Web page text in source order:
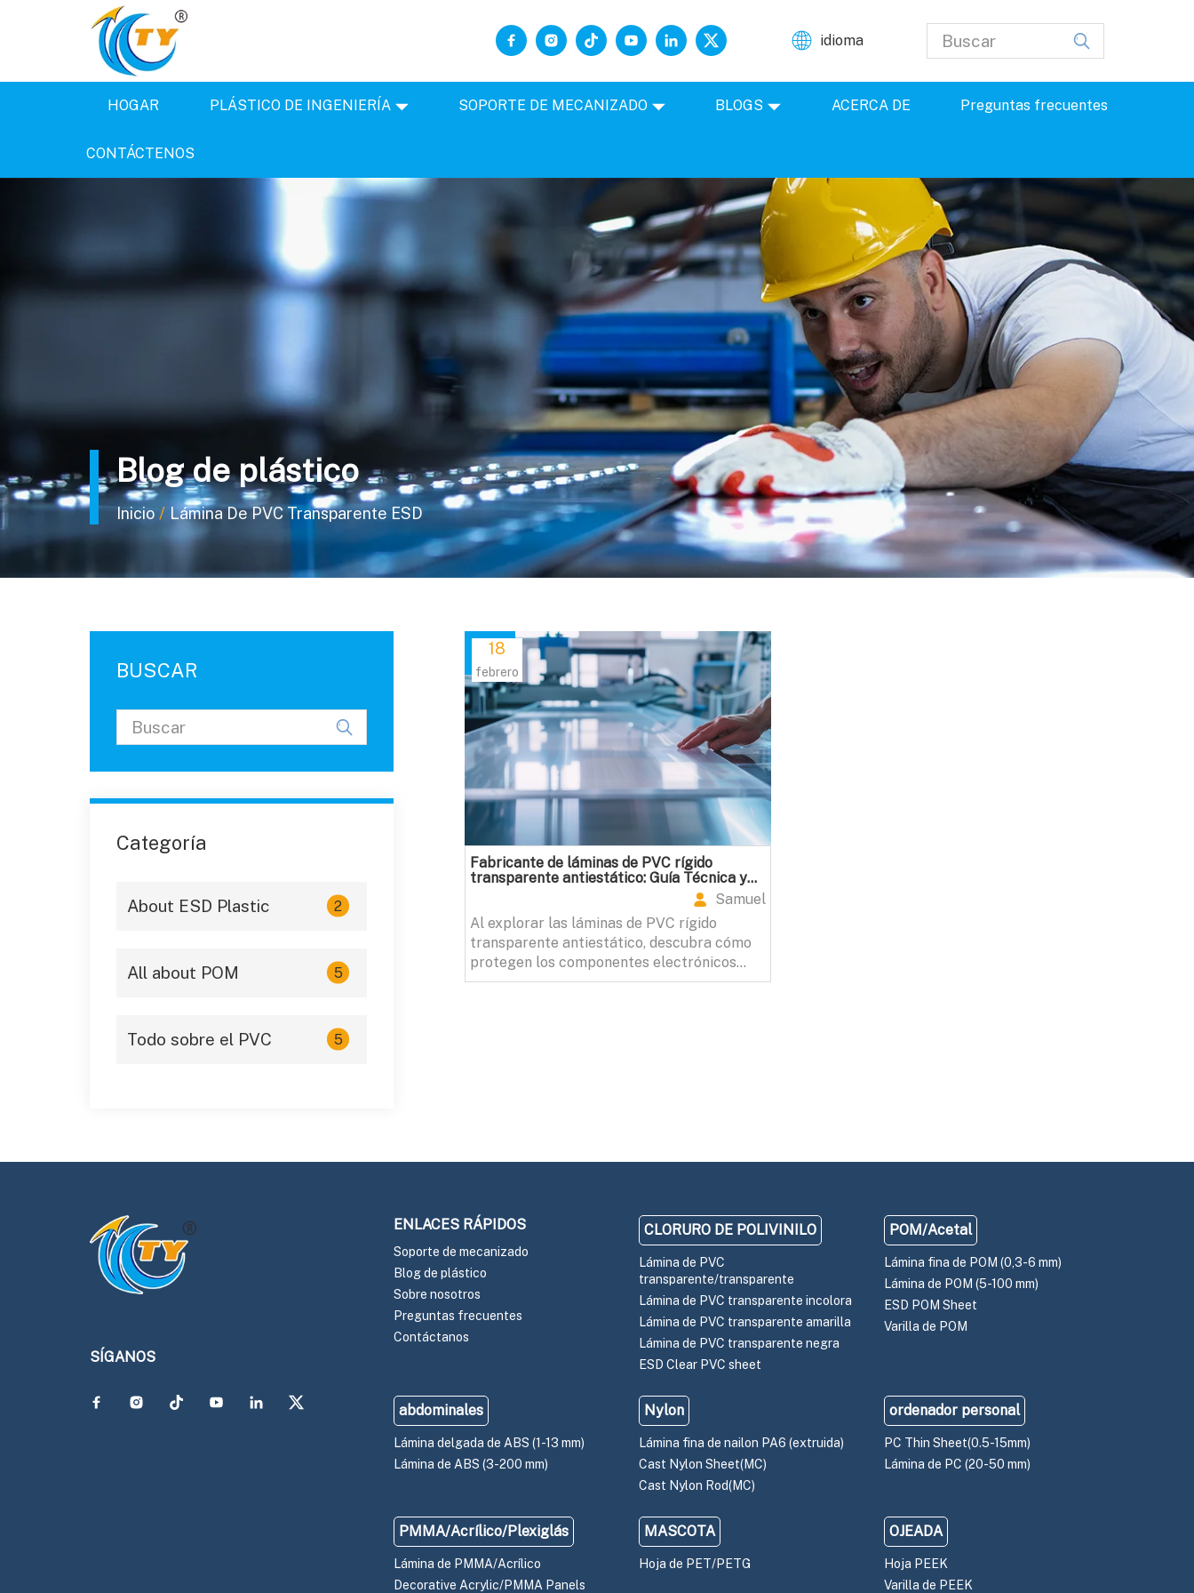
idioma
HOGAR PLÁSTICO DE INGENIERÍA SOPORTE DE MECANIZADO BLOGS ACERCA DE Preguntas frecuentes
CONTÁCTENOS
Blog de plástico
Inicio / Lámina De PVC Transparente ESD
BUSCAR
Categoría
About ESD Plastic 2
All about POM 5
Todo sobre el PVC 5
18
febrero
Fabricante de láminas de PVC rígido
transparente antiestático: Guía Técnica y
Samuel
Al explorar las láminas de PVC rígido
transparente antiestático, descubra cómo
protegen los componentes electrónicos
sensibles y prolongan la vida útil de los
SÍGANOS
ENLACES RÁPIDOS
Soporte de mecanizado
Blog de plástico
Sobre nosotros
Preguntas frecuentes
Contáctanos
CLORURO DE POLIVINILO
Lámina de PVC
transparente/transparente
Lámina de PVC transparente incolora
Lámina de PVC transparente amarilla
Lámina de PVC transparente negra
ESD Clear PVC sheet
POM/Acetal
Lámina fina de POM (0,3-6 mm)
Lámina de POM (5-100 mm)
ESD POM Sheet
Varilla de POM
abdominales
Lámina delgada de ABS (1-13 mm)
Lámina de ABS (3-200 mm)
Nylon
Lámina fina de nailon PA6 (extruida)
Cast Nylon Sheet(MC)
Cast Nylon Rod(MC)
ordenador personal
PC Thin Sheet(0.5-15mm)
Lámina de PC (20-50 mm)
PMMA/Acrílico/Plexiglás
Lámina de PMMA/Acrílico
Decorative Acrylic/PMMA Panels
MASCOTA
Hoja de PET/PETG
OJEADA
Hoja PEEK
Varilla de PEEK